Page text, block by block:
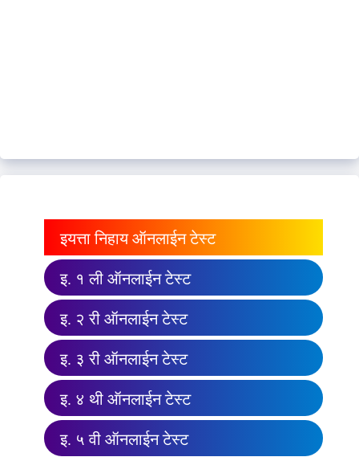
इयत्ता निहाय ऑनलाईन टेस्ट
इ. १ ली ऑनलाईन टेस्ट
इ. २ री ऑनलाईन टेस्ट
इ. ३ री ऑनलाईन टेस्ट
इ. ४ थी ऑनलाईन टेस्ट
इ. ५ वी ऑनलाईन टेस्ट